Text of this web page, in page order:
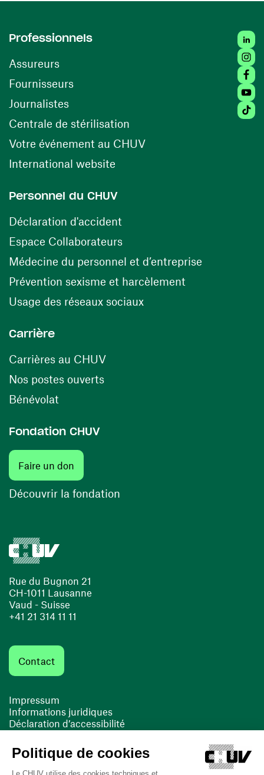
Rue du Bugnon 21
CH-1011 Lausanne
Vaud - Suisse
+41 21 314 11 11
Contact
Impressum
Informations juridiques
Déclaration d’accessibilité
Cookies
Professionnels
Assureurs
Fournisseurs(ouvre une nouvelle fenêtre)
Journalistes
Centrale de stérilisation (ouvre une nouvelle
Votre événement au CHUV(ouvre une nouvelle
International website
Personnel du CHUV
Déclaration d'accident
Espace Collaborateurs(ouvre une nouvelle fenêtre)
Médecine du personnel et d’entreprise
Prévention sexisme et harcèlement
Usage des réseaux sociaux(ouvre une nouvelle
Carrière
Carrières au CHUV(ouvre une nouvelle fenêtre)
Nos postes ouverts(ouvre une nouvelle fenêtre)
Bénévolat
Fondation CHUV
Faire un don
Découvrir la fondation